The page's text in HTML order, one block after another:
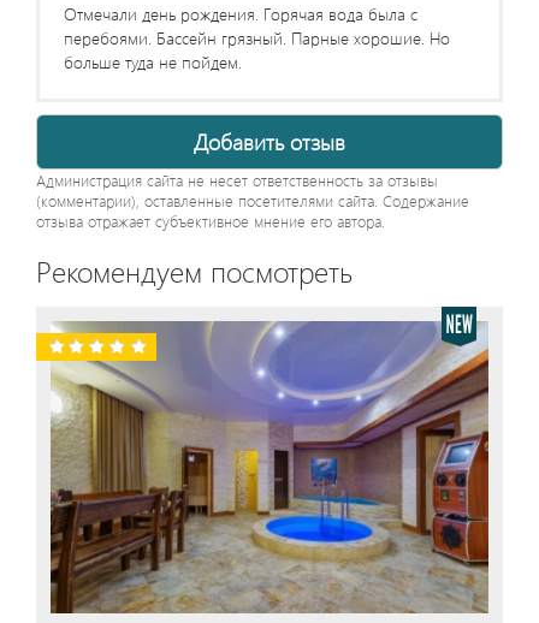
Отмечали день рождения. Горячая вода была с
перебоями. Бассейн грязный. Парные хорошие. Но
больше туда не пойдем.
Добавить отзыв
Администрация сайта не несет ответственность за отзывы
(комментарии), оставленные посетителями сайта. Содержание
отзыва отражает субъективное мнение его автора.
Рекомендуем посмотреть